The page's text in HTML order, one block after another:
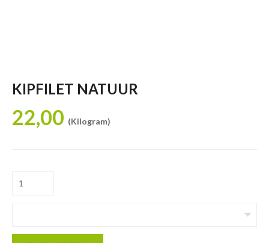
KIPFILET NATUUR
22,00 (Kilogram)